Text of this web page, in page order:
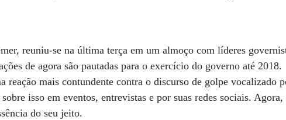
reuniu-se na última terça em um almoço com líderes
de agora são pautadas para o exercício do governo até 2018.
reação mais contundente contra o discurso de golpe vocalizado
isso em eventos, entrevistas e por suas redes sociais.
do seu jeito.